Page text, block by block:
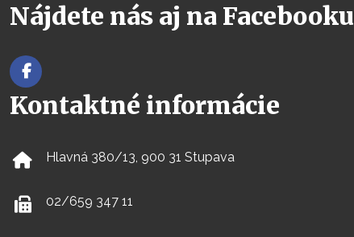
Nájdete nás aj na Facebooku
Kontaktné informácie
Hlavná 380/13, 900 31 Stupava
02/659 347 11